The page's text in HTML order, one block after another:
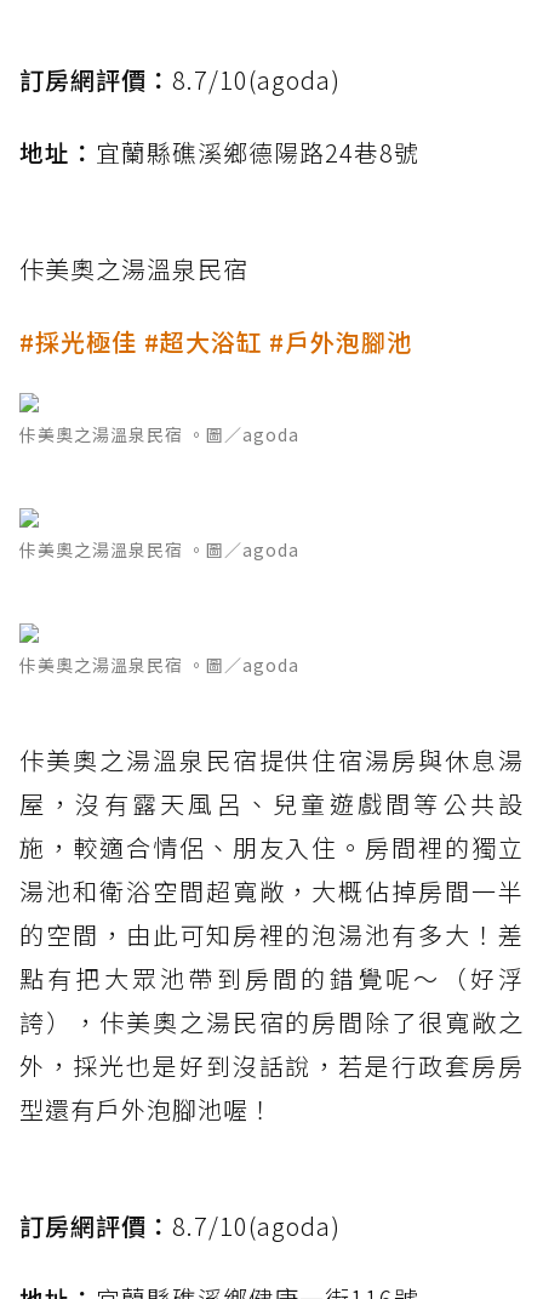
訂房網評價： 8.7/10(agoda)
地址： 宜蘭縣礁溪鄉德陽路24巷8號
佧美奧之湯溫泉民宿
#採光極佳 #超大浴缸 #戶外泡腳池
佧美奧之湯溫泉民宿 。圖／agoda
佧美奧之湯溫泉民宿 。圖／agoda
佧美奧之湯溫泉民宿 。圖／agoda
佧美奧之湯溫泉民宿提供住宿湯房與休息湯
屋，沒有露天風呂、兒童遊戲間等公共設
施，較適合情侶、朋友入住。房間裡的獨立
湯池和衛浴空間超寬敞，大概佔掉房間一半
的空間，由此可知房裡的泡湯池有多大！差
點有把大眾池帶到房間的錯覺呢～（好浮
誇），佧美奧之湯民宿的房間除了很寬敞之
外，採光也是好到沒話說，若是行政套房房
型還有戶外泡腳池喔！
訂房網評價： 8.7/10(agoda)